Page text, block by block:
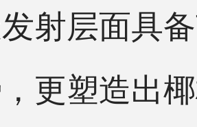
射层面具
更塑造出